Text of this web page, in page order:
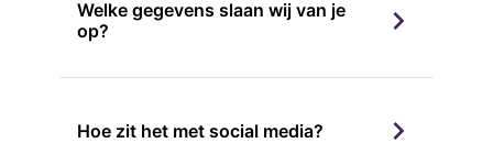
Welke gegevens slaan wij van je
op?
Hoe zit het met social media?